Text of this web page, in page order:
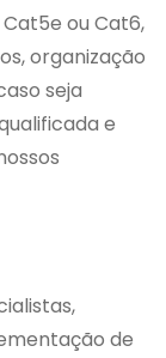
ou Cat6,
organização
seja
e
de